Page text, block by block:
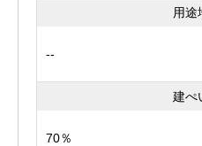
用途
--
建ぺ
70％